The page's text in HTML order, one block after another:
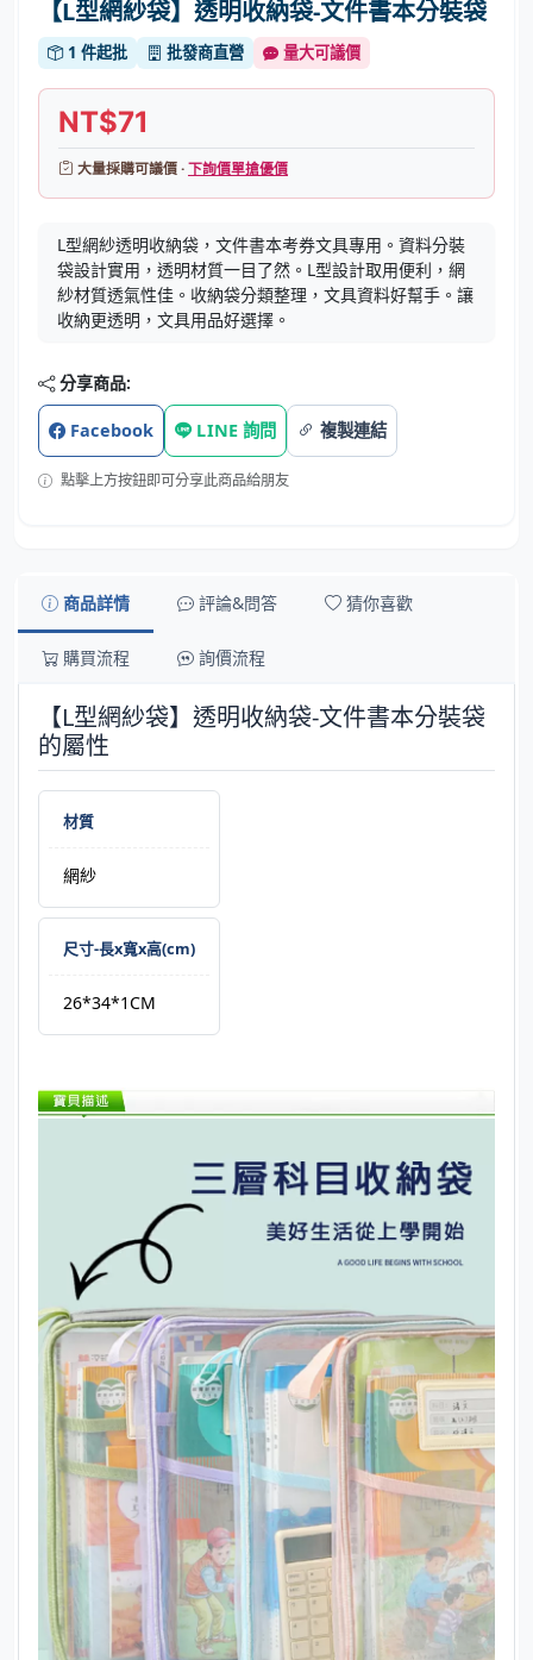
【L型網紗袋】透明收納袋-文件書本分裝袋
1 件起批 批發商直營 量大可議價
NT$71
大量採購可議價 ·下詢價單搶優價
L型網紗透明收納袋，文件書本考券文具專用。資料分裝
袋設計實用，透明材質一目了然。L型設計取用便利，網
紗材質透氣性佳。收納袋分類整理，文具資料好幫手。讓
收納更透明，文具用品好選擇。
分享商品:
Facebook LINE 詢問 複製連結
點擊上方按鈕即可分享此商品給朋友
商品詳情 評論&問答 猜你喜歡
購買流程 詢價流程
【L型網紗袋】透明收納袋-文件書本分裝袋
的屬性
材質
網紗
尺寸-長x寬x高(cm)
26*34*1CM